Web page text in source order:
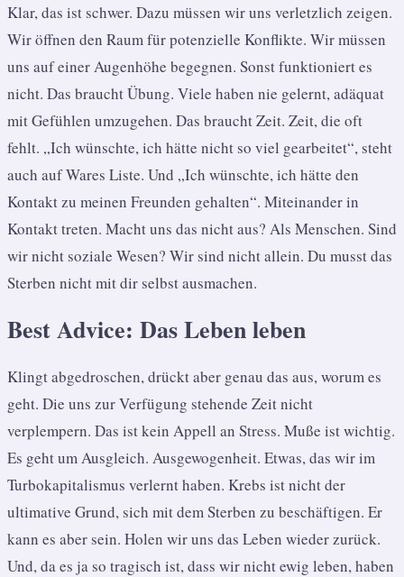
Klar, das ist schwer. Dazu müssen wir uns verletzlich zeigen.
Wir öffnen den Raum für potenzielle Konflikte. Wir müssen
uns auf einer Augenhöhe begegnen. Sonst funktioniert es
nicht. Das braucht Übung. Viele haben nie gelernt, adäquat
mit Gefühlen umzugehen. Das braucht Zeit. Zeit, die oft
fehlt. „Ich wünschte, ich hätte nicht so viel gearbeitet“, steht
auch auf Wares Liste. Und „Ich wünschte, ich hätte den
Kontakt zu meinen Freunden gehalten“. Miteinander in
Kontakt treten. Macht uns das nicht aus? Als Menschen. Sind
wir nicht soziale Wesen? Wir sind nicht allein. Du musst das
Sterben nicht mit dir selbst ausmachen.
Best Advice: Das Leben leben
Klingt abgedroschen, drückt aber genau das aus, worum es
geht. Die uns zur Verfügung stehende Zeit nicht
verplempern. Das ist kein Appell an Stress. Muße ist wichtig.
Es geht um Ausgleich. Ausgewogenheit. Etwas, das wir im
Turbokapitalismus verlernt haben. Krebs ist nicht der
ultimative Grund, sich mit dem Sterben zu beschäftigen. Er
kann es aber sein. Holen wir uns das Leben wieder zurück.
Und, da es ja so tragisch ist, dass wir nicht ewig leben, haben